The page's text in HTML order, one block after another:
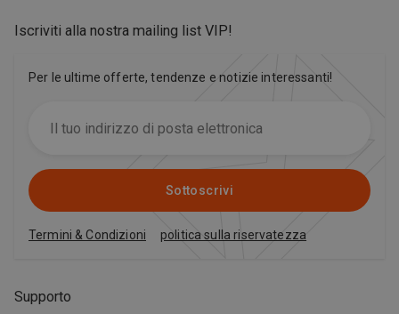
Supporto
Iscriviti alla nostra mailing list VIP!
Per le ultime offerte, tendenze e notizie interessanti!
Sottoscrivi
Termini & Condizioni politica sulla riservatezza